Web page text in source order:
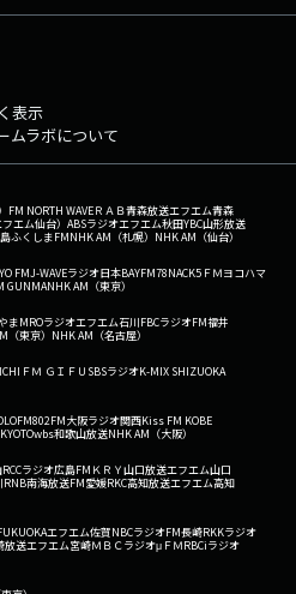
表示
ムラボについて
FM NORTH WAVEＲＡＢ青森放送エフエム青森
エム仙台） ABSラジオエフエム秋田YBC山形放送
ふくしまFMNHK AM（札幌） NHK AM（仙台）
FMJ-WAVEラジオ日本BAYFM78NACK5 ＦＭヨコハマ
GUNMANHK AM（東京）
まMROラジオエフエム石川FBCラジオFM福井
（東京） NHK AM（名古屋）
ＦＭ ＧＩＦＵ SBSラジオK-MIX SHIZUOKA
FM802FM大阪ラジオ関西Kiss FM KOBE
wbs和歌山放送NHK AM（大阪）
RCCラジオ広島FM ＫＲＹ山口放送エフエム山口
RNB南海放送FM愛媛RKC高知放送エフエム高知
エフエム佐賀NBCラジオFM長崎RKKラジオ
放送エフエム宮崎ＭＢＣラジオμＦＭRBCiラジオ